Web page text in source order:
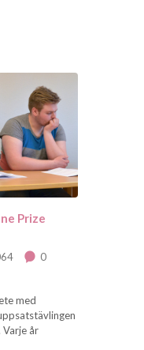
Prize
0
med
Varje år